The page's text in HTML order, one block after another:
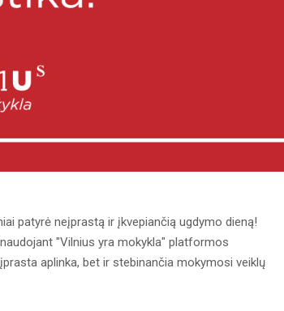
patyrė neįprastą ir įkvepiančią ugdymo dieną!
"Vilnius yra mokykla" platformos
aplinka, bet ir stebinančia mokymosi veiklų